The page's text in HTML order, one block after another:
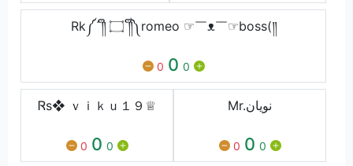
Rk༼´༎ຶ ۝ ༎ຶ༽romeo ☞￣ᴥ￣☞boss(༎
0 0 0
Ꮢs❖ ｖｉｋｕ１９♕
0 0 0
Mr.نویان
0 0 0